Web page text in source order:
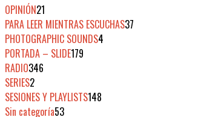
OPINIÓN21
PARA LEER MIENTRAS ESCUCHAS37
PHOTOGRAPHIC SOUNDS4
PORTADA – SLIDE179
RADIO346
SERIES2
SESIONES Y PLAYLISTS148
Sin categoría53